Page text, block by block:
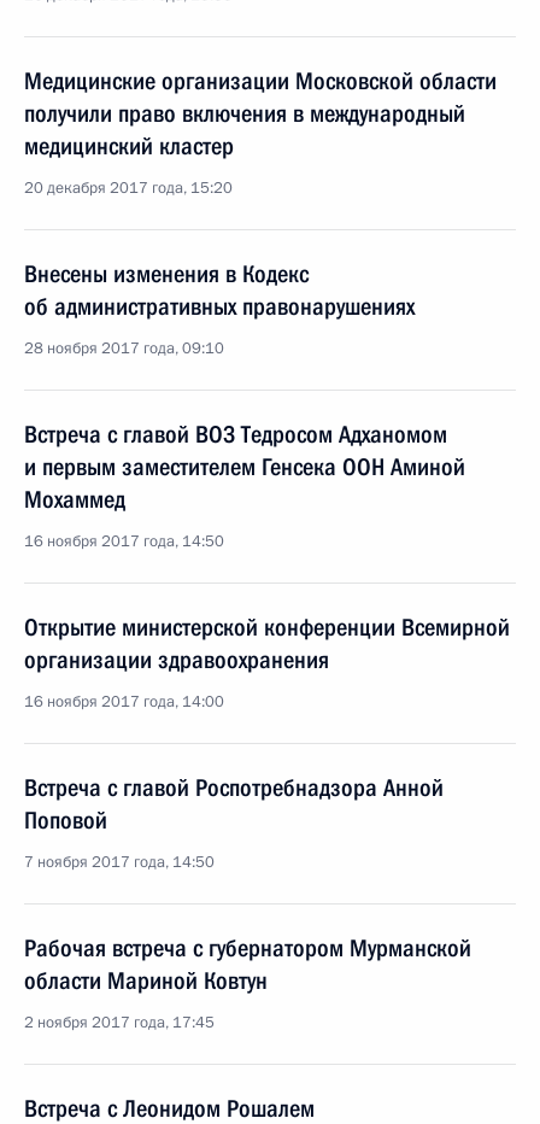
Медицинские организации Московской области
получили право включения в международный
медицинский кластер
20 декабря 2017 года, 15:20
Внесены изменения в Кодекс
об административных правонарушениях
28 ноября 2017 года, 09:10
Встреча с главой ВОЗ Тедросом Адханомом
и первым заместителем Генсека ООН Аминой
Мохаммед
16 ноября 2017 года, 14:50
Открытие министерской конференции Всемирной
организации здравоохранения
16 ноября 2017 года, 14:00
Встреча с главой Роспотребнадзора Анной
Поповой
7 ноября 2017 года, 14:50
Рабочая встреча с губернатором Мурманской
области Мариной Ковтун
2 ноября 2017 года, 17:45
Встреча с Леонидом Рошалем